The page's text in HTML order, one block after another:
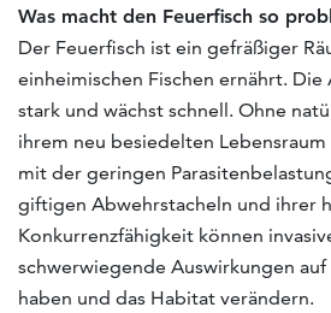
Was macht den Feuerfisch so
Der Feuerfisch ist ein gefräßiger
einheimischen Fischen ernährt.
stark und wächst schnell. Ohne
ihrem neu besiedelten
mit der geringen
giftigen Abwehrstacheln und ihrer
Konkurrenzfähigkeit können
schwerwiegende Auswirkungen
haben und das Habitat verändern.